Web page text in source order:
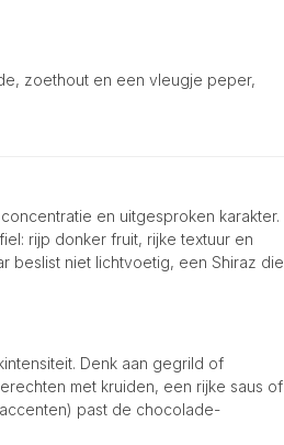
zoethout en een vleugje peper,
en uitgesproken karakter.
rijp donker fruit, rijke textuur en
beslist niet lichtvoetig, een Shiraz die
Denk aan gegrild of
met kruiden, een rijke saus of
past de chocolade-